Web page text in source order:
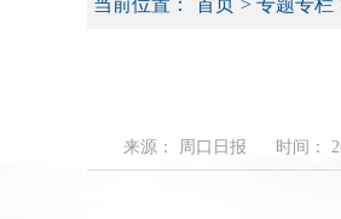
当前位置： 首页 > 专题专栏
来源： 周口日报 时间：